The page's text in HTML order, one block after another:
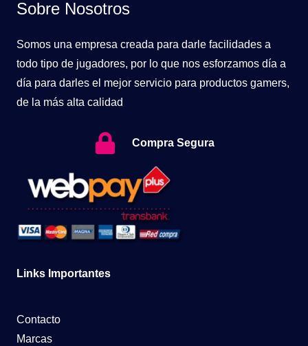
Sobre Nosotros
Somos una empresa creada para darle facilidades a
todo tipo de jugadores, por lo que nos esforzamos día a
día para darles el mejor servicio para productos gamers,
de la más alta calidad
Compra Segura
Links Importantes
Contacto
Marcas